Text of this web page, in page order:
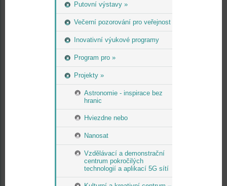
Putovní výstavy »
Večerní pozorování pro veřejnost
Inovativní výukové programy
Program pro »
Projekty »
Astronomie - inspirace bez
hranic
Hviezdne nebo
Nanosat
Vzdělávací a demonstrační
centrum pokročilých
technologií a aplikací 5G sítí